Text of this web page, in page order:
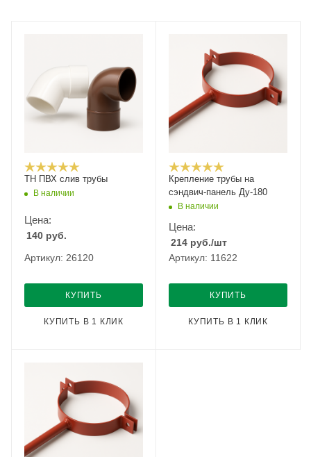
ТН ПВХ слив трубы
В наличии
Цена:
140 руб.
Артикул: 26120
КУПИТЬ
КУПИТЬ В 1 КЛИК
Крепление трубы на
сэндвич-панель Ду-180
В наличии
Цена:
214 руб./шт
Артикул: 11622
КУПИТЬ
КУПИТЬ В 1 КЛИК